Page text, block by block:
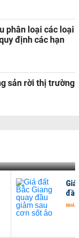
phân loại các loại
định các hạn
sản rời thị trường
Giá
NHÀ